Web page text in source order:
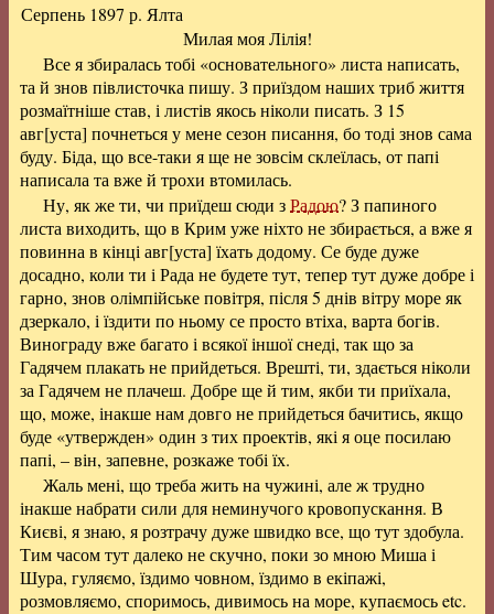
Серпень 1897 р. Ялта
Милая моя Лілія!
Все я збиралась тобі «основательного» листа написать,
та й знов півлисточка пишу. З приїздом наших триб життя
розмаїтніше став, і листів якось ніколи писать. З 15
авг[уста] почнеться у мене сезон писання, бо тоді знов сама
буду. Біда, що все-таки я ще не зовсім склеїлась, от папі
написала та вже й трохи втомилась.
Ну, як же ти, чи приїдеш сюди зРадою? З папиного
листа виходить, що в Крим уже ніхто не збирається, а вже я
повинна в кінці авг[уста] їхать додому. Се буде дуже
досадно, коли ти і Рада не будете тут, тепер тут дуже добре і
гарно, знов олімпійське повітря, після 5 днів вітру море як
дзеркало, і їздити по ньому се просто втіха, варта богів.
Винограду вже багато і всякої іншої снеді, так що за
Гадячем плакать не прийдеться. Врешті, ти, здається ніколи
за Гадячем не плачеш. Добре ще й тим, якби ти приїхала,
що, може, інакше нам довго не прийдеться бачитись, якщо
буде «утвержден» один з тих проектів, які я оце посилаю
папі, – він, запевне, розкаже тобі їх.
Жаль мені, що треба жить на чужині, але ж трудно
інакше набрати сили для неминучого кровопускання. В
Києві, я знаю, я розтрачу дуже швидко все, що тут здобула.
Тим часом тут далеко не скучно, поки зо мною Миша і
Шура, гуляємо, їздимо човном, їздимо в екіпажі,
розмовляємо, споримось, дивимось на море, купаємось etc.